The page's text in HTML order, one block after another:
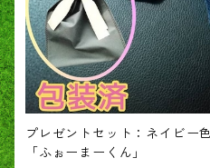
プレゼントセット：ネイビー
「ふぉーまーくん」